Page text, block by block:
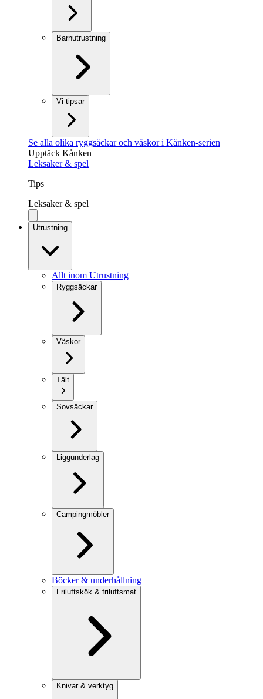
Barnutrustning
Vi tipsar
Se alla olika ryggsäckar och väskor i Kånken-serien
Upptäck Kånken
Leksaker & spel
Tips
Leksaker & spel
Utrustning
Allt inom Utrustning
Ryggsäckar
Väskor
Tält
Sovsäckar
Liggunderlag
Campingmöbler
Böcker & underhållning
Friluftskök & friluftsmat
Knivar & verktyg